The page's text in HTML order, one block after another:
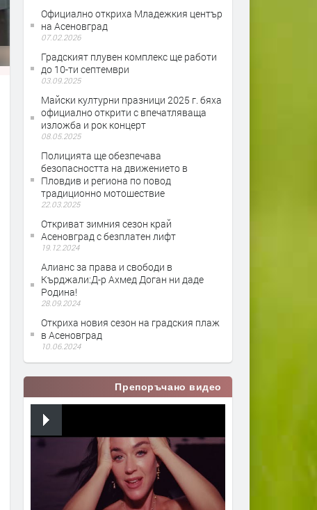
Официално откриха Младежкия център
на Асеновград
07.02.2026
Градският плувен комплекс ще работи
до 10-ти септември
03.09.2025
Майски културни празници 2025 г. бяха
официално открити с впечатляваща
изложба и рок концерт
08.05.2025
Полицията ще обезпечава
безопасността на движението в
Пловдив и региона по повод
традиционно мотошествие
22.03.2025
Откриват зимния сезон край
Асеновград с безплатен лифт
19.12.2024
Алианс за права и свободи в
Кърджали:Д-р Ахмед Доган ни даде
Родина!
28.09.2024
Откриха новия сезон на градския плаж
в Асеновград
10.06.2024
Препоръчано видео